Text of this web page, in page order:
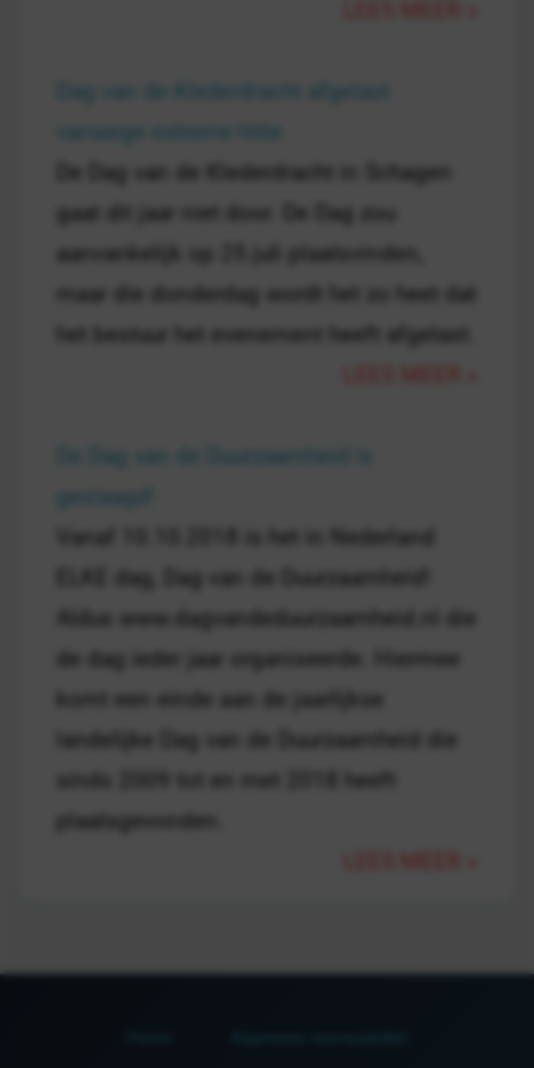
Dag van de Klederdracht afgelast
vanwege extreme hitte
De Dag van de Klederdracht in Schagen
gaat dit jaar niet door. De Dag zou
aanvankelijk op 25 juli plaatsvinden,
maar die donderdag wordt het zo heet dat
het bestuur het evenement heeft afgelast.
De Dag van de Duurzaamheid is
geslaagd!
Vanaf 10.10.2018 is het in Nederland
ELKE dag, Dag van de Duurzaamheid!
Aldus www.dagvandeduurzaamheid.nl die
de dag ieder jaar organiseerde. Hiermee
komt een einde aan de jaarlijkse
landelijke Dag van de Duurzaamheid die
sinds 2009 tot en met 2018 heeft
plaatsgevonden.